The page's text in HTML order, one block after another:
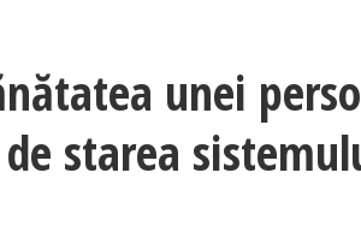
unei
starea